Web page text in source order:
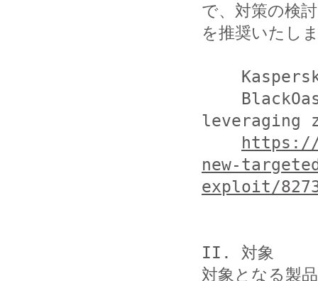
で、対策の検討
を推奨いたし
leveraging
https://
new-
exploit/
II. 対象
対象となる製